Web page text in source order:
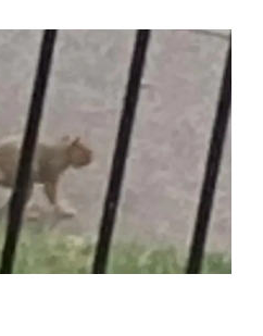
Por
Saro
Restivo
Y